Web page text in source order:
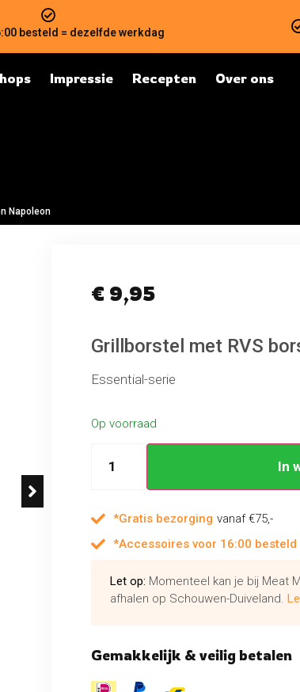
besteld = dezelfde werkdag
Impressie Recepten
Over ons
Napoleon
€ 9,95
Grillborstel met RVS
Essential-serie
Op voorraad
In
*Gratis bezorging vanaf €75,-
*Accessoires voor 16:00 besteld
Let op: Momenteel kan je bij Meat
afhalen op Schouwen-Duiveland.
Gemakkelijk & veilig betalen